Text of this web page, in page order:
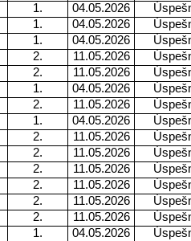
1. 04.05.2026
1. 04.05.2026
1. 04.05.2026
2. 11.05.2026
2. 11.05.2026
1. 04.05.2026
2. 11.05.2026
1. 04.05.2026
2. 11.05.2026
2. 11.05.2026
2. 11.05.2026
2. 11.05.2026
2. 11.05.2026
2. 11.05.2026
1. 04.05.2026